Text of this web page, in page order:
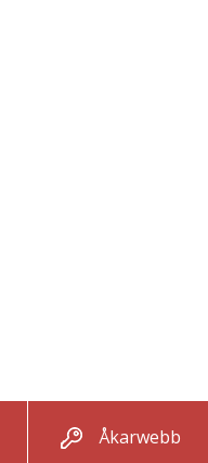
Åkarwebb